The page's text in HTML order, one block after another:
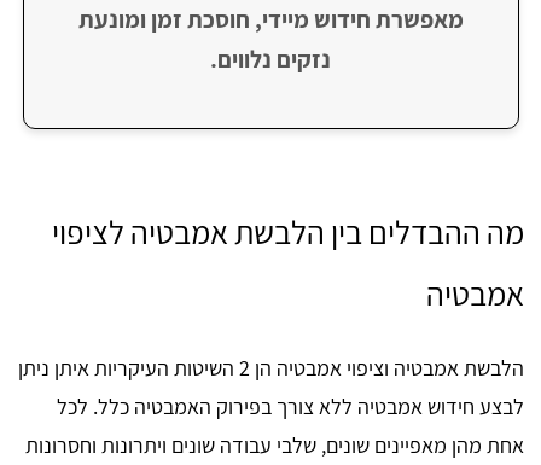
מאפשרת חידוש מיידי, חוסכת זמן ומונעת
נזקים נלווים.
מה ההבדלים בין הלבשת אמבטיה לציפוי
אמבטיה
הלבשת אמבטיה וציפוי אמבטיה הן 2 השיטות העיקריות איתן ניתן
לבצע חידוש אמבטיה ללא צורך בפירוק האמבטיה כלל. לכל
אחת מהן מאפיינים שונים, שלבי עבודה שונים ויתרונות וחסרונות